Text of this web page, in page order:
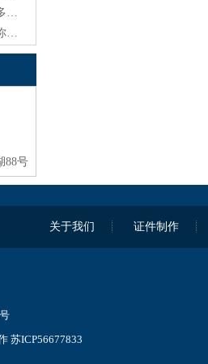
全国24小时证件制作，超多惊喜等你发现！
全国24小时证件制作，让你轻松拥有各类证件
88号
关于我们 证件制作
苏ICP56677833